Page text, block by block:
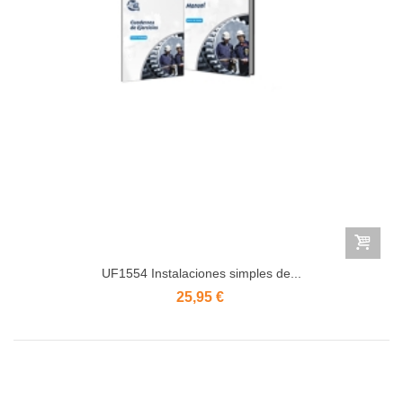
UF1554 Instalaciones simples de...
25,95 €